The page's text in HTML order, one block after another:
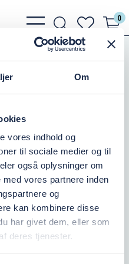
Om
vores indhold og
til sociale medier og til
også oplysninger om
vores partnere inden
og
kan kombinere disse
har givet dem, eller som
deres tjenester.
bars
light
search
light
heart 0
PE-Rør og Slanger